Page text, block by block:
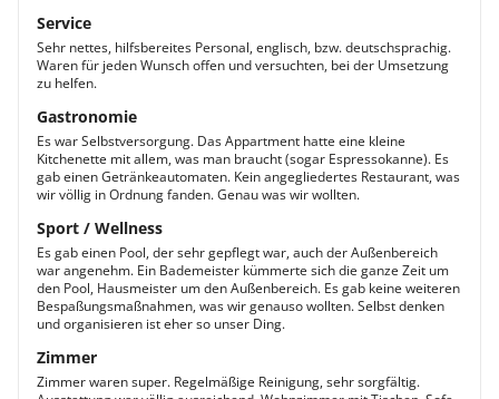
Service
Sehr nettes, hilfsbereites Personal, englisch, bzw. deutschsprachig.
Waren für jeden Wunsch offen und versuchten, bei der Umsetzung
zu helfen.
Gastronomie
Es war Selbstversorgung. Das Appartment hatte eine kleine
Kitchenette mit allem, was man braucht (sogar Espressokanne). Es
gab einen Getränkeautomaten. Kein angegliedertes Restaurant, was
wir völlig in Ordnung fanden. Genau was wir wollten.
Sport / Wellness
Es gab einen Pool, der sehr gepflegt war, auch der Außenbereich
war angenehm. Ein Bademeister kümmerte sich die ganze Zeit um
den Pool, Hausmeister um den Außenbereich. Es gab keine weiteren
Bespaßungsmaßnahmen, was wir genauso wollten. Selbst denken
und organisieren ist eher so unser Ding.
Zimmer
Zimmer waren super. Regelmäßige Reinigung, sehr sorgfältig.